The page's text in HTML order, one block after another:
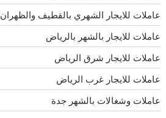
عاملات للايجار الشهري بالقطيف والظهران
عاملات للايجار بالشهر بالرياض
عاملات للايجار شرق الرياض
عاملات للايجار غرب الرياض
عاملات وشغالات بالشهر جدة